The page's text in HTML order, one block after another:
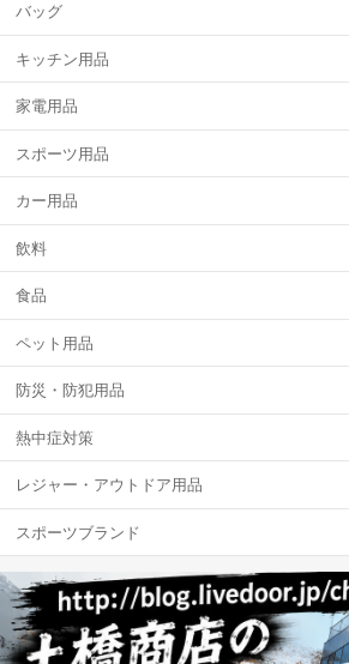
バッグ
キッチン用品
家電用品
スポーツ用品
カー用品
飲料
食品
ペット用品
防災・防犯用品
熱中症対策
レジャー・アウトドア用品
スポーツブランド